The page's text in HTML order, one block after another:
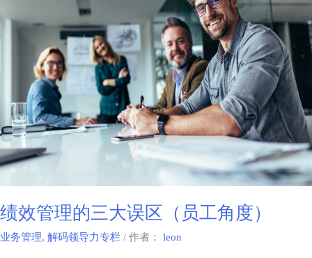
绩效管理的三大误区（员工角度）
业务管理, 解码领导力专栏 / 作者： leon